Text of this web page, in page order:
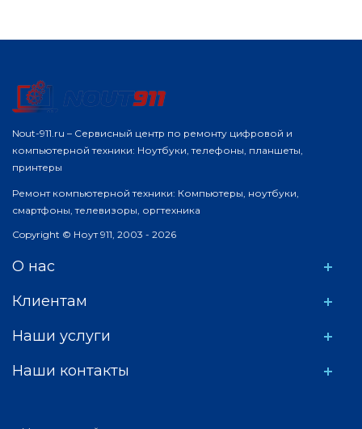
Nout-911.ru – Сервисный центр по ремонту цифровой и
компьютерной техники: Ноутбуки, телефоны, планшеты,
принтеры
Ремонт компьютерной техники: Компьютеры, ноутбуки,
смартфоны, телевизоры, оргтехника
Copyright © Ноут 911, 2003 - 2026
О нас
Клиентам
Наши услуги
Наши контакты